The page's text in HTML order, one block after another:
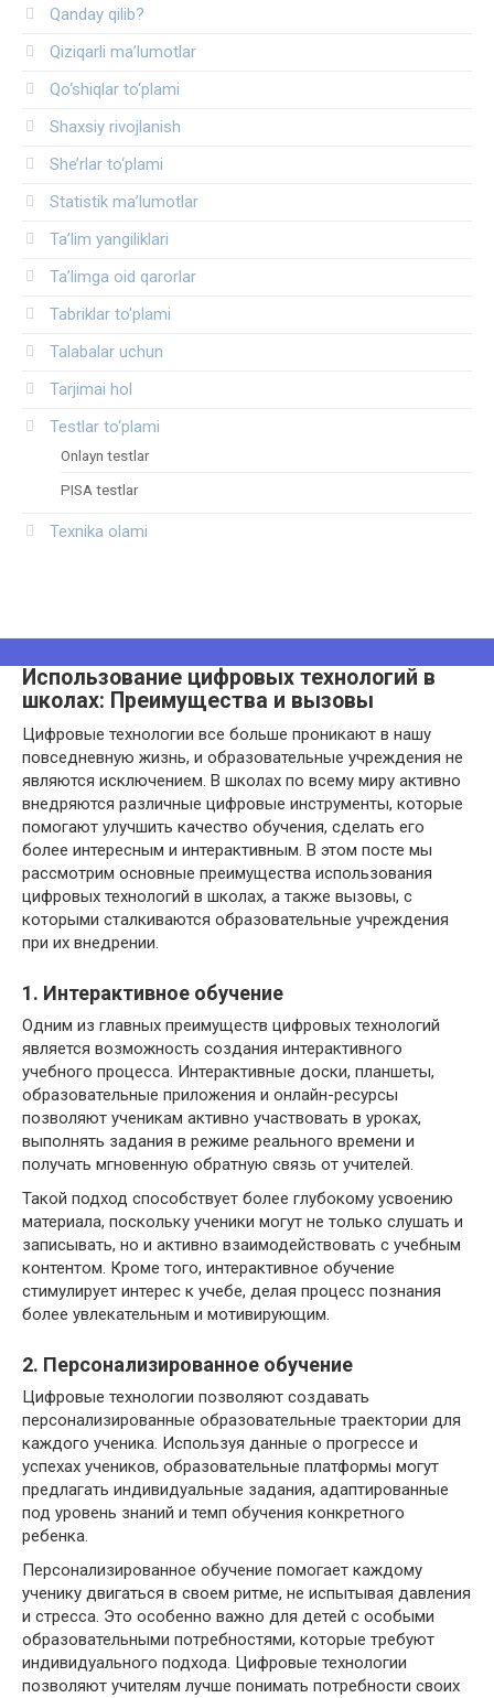
Qanday qilib?
Qiziqarli ma’lumotlar
Qo‘shiqlar to‘plami
Shaxsiy rivojlanish
She’rlar to‘plami
Statistik ma’lumotlar
Ta’lim yangiliklari
Ta’limga oid qarorlar
Tabriklar to'plami
Talabalar uchun
Tarjimai hol
Testlar to‘plami
Onlayn testlar
PISA testlar
Texnika olami
Использование цифровых технологий в
школах: Преимущества и вызовы
Цифровые технологии все больше проникают в нашу
повседневную жизнь, и образовательные учреждения не
являются исключением. В школах по всему миру активно
внедряются различные цифровые инструменты, которые
помогают улучшить качество обучения, сделать его
более интересным и интерактивным. В этом посте мы
рассмотрим основные преимущества использования
цифровых технологий в школах, а также вызовы, с
которыми сталкиваются образовательные учреждения
при их внедрении.
1. Интерактивное обучение
Одним из главных преимуществ цифровых технологий
является возможность создания интерактивного
учебного процесса. Интерактивные доски, планшеты,
образовательные приложения и онлайн-ресурсы
позволяют ученикам активно участвовать в уроках,
выполнять задания в режиме реального времени и
получать мгновенную обратную связь от учителей.
Такой подход способствует более глубокому усвоению
материала, поскольку ученики могут не только слушать и
записывать, но и активно взаимодействовать с учебным
контентом. Кроме того, интерактивное обучение
стимулирует интерес к учебе, делая процесс познания
более увлекательным и мотивирующим.
2. Персонализированное обучение
Цифровые технологии позволяют создавать
персонализированные образовательные траектории для
каждого ученика. Используя данные о прогрессе и
успехах учеников, образовательные платформы могут
предлагать индивидуальные задания, адаптированные
под уровень знаний и темп обучения конкретного
ребенка.
Персонализированное обучение помогает каждому
ученику двигаться в своем ритме, не испытывая давления
и стресса. Это особенно важно для детей с особыми
образовательными потребностями, которые требуют
индивидуального подхода. Цифровые технологии
позволяют учителям лучше понимать потребности своих